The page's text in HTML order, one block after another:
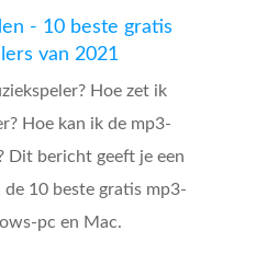
- 10 beste gratis
van 2021
Hoe zet ik
Hoe kan ik de mp3-
Dit bericht geeft je een
10 beste gratis mp3-
pc en Mac.